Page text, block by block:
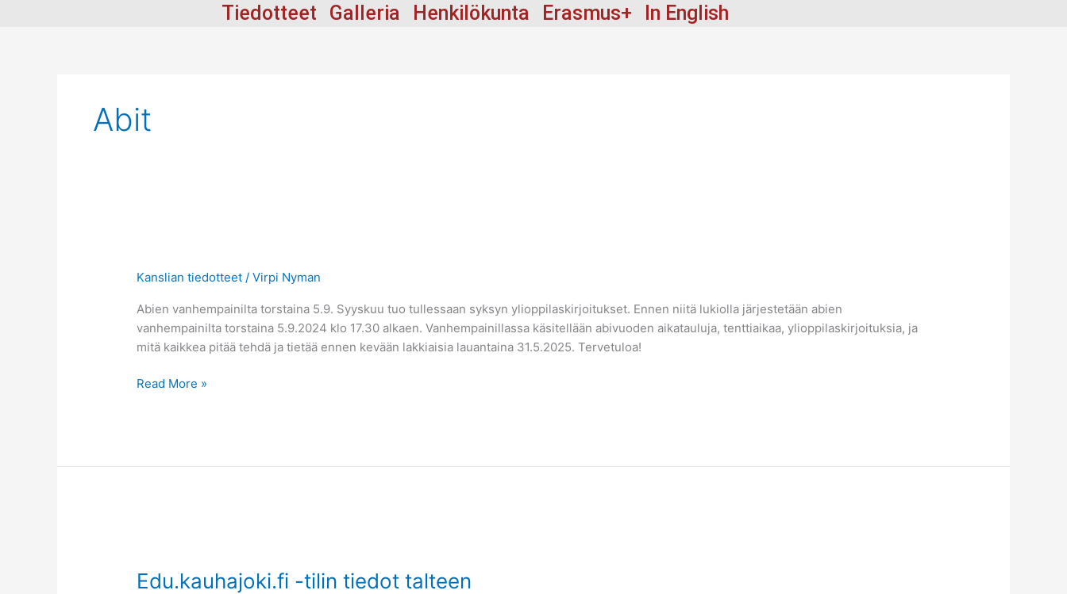
Tiedotteet Galleria Henkilökunta Erasmus+ In English
Abit
Kanslian tiedotteet /Virpi Nyman
Abien vanhempainilta torstaina 5.9. Syyskuu tuo tullessaan syksyn ylioppilaskirjoitukset. Ennen niitä lukiolla järjestetään abien
vanhempainilta torstaina 5.9.2024 klo 17.30 alkaen. Vanhempainillassa käsitellään abivuoden aikatauluja, tenttiaikaa, ylioppilaskirjoituksia, ja
mitä kaikkea pitää tehdä ja tietää ennen kevään lakkiaisia lauantaina 31.5.2025. Tervetuloa!
Read More »
Edu.kauhajoki.fi -tilin tiedot talteen
tilin